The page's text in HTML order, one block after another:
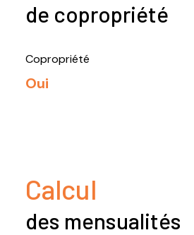
de copropriété
Copropriété
Oui
Calcul
des mensualités